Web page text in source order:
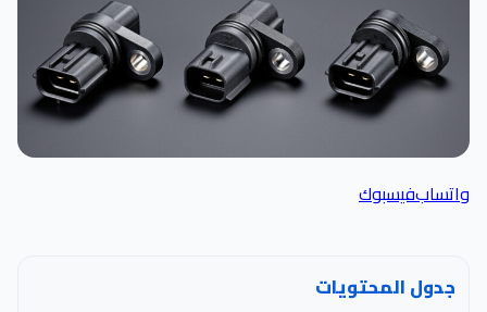
واتسابفيسبوك
جدول المحتويات